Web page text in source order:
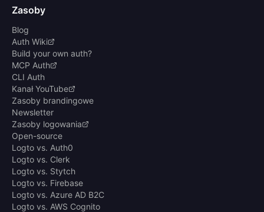
Zasoby
Blog
Auth Wiki
Build your own auth?
MCP Auth
CLI Auth
Kanał YouTube
Zasoby brandingowe
Newsletter
Zasoby logowania
Open-source
Logto vs. Auth0
Logto vs. Clerk
Logto vs. Stytch
Logto vs. Firebase
Logto vs. Azure AD B2C
Logto vs. AWS Cognito